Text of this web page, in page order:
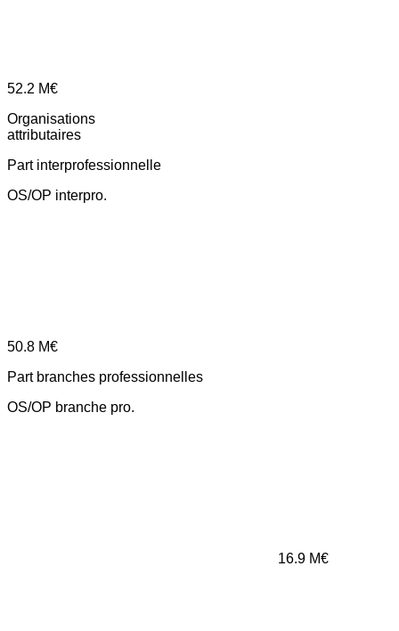
52.2 M€
Organisations
attributaires
Part interprofessionnelle
OS/OP interpro.
50.8 M€
Part branches professionnelles
OS/OP branche pro.
16.9 M€